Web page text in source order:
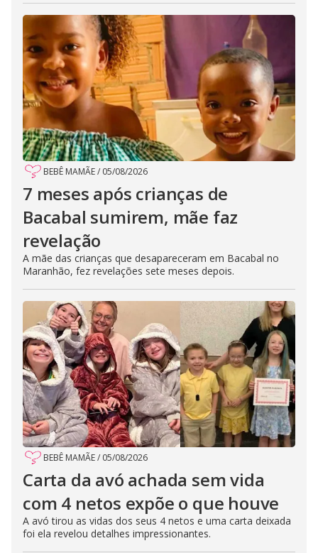
BEBÊ MAMÃE/ 05/08/2026
7 meses após crianças de
Bacabal sumirem, mãe faz
revelação
A mãe das crianças que desapareceram em Bacabal no
Maranhão, fez revelações sete meses depois.
BEBÊ MAMÃE/ 05/08/2026
Carta da avó achada sem vida
com 4 netos expõe o que houve
A avó tirou as vidas dos seus 4 netos e uma carta deixada
foi ela revelou detalhes impressionantes.